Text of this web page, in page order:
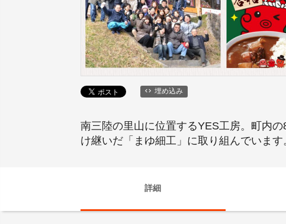
埋め込み
南三陸の里山に位置するYES工房。町内
け継いだ「まゆ細工」に取り組んでいま
詳細